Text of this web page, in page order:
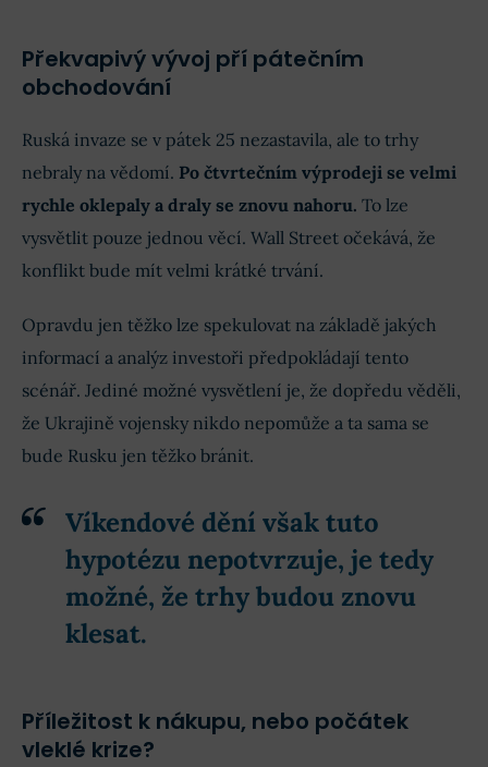
Překvapivý vývoj pří pátečním
obchodování
Ruská invaze se v pátek 25 nezastavila, ale to trhy
nebraly na vědomí. Po čtvrtečním výprodeji se velmi
rychle oklepaly a draly se znovu nahoru. To lze
vysvětlit pouze jednou věcí. Wall Street očekává, že
konflikt bude mít velmi krátké trvání.
Opravdu jen těžko lze spekulovat na základě jakých
informací a analýz investoři předpokládají tento
scénář. Jediné možné vysvětlení je, že dopředu věděli,
že Ukrajině vojensky nikdo nepomůže a ta sama se
bude Rusku jen těžko bránit.
Víkendové dění však tuto
hypotézu nepotvrzuje, je tedy
možné, že trhy budou znovu
klesat.
Příležitost k nákupu, nebo počátek
vleklé krize?